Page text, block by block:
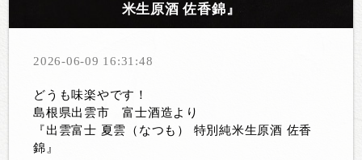
米生原酒 佐香錦』
2026-06-09 16:31:48
どうも味楽やです！
島根県出雲市 富士酒造より
『出雲富士 夏雲（なつも） 特別純米生原酒 佐香
錦』